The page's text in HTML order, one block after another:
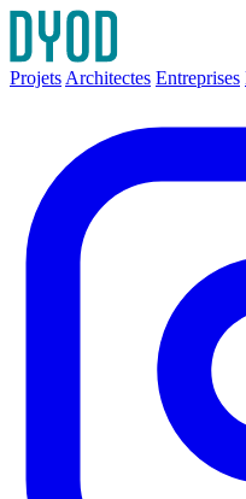
Projets Architectes Entreprises